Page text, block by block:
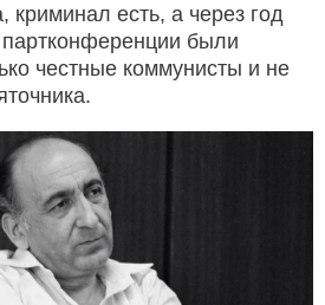
криминал есть, а через год
были
честные коммунисты и не